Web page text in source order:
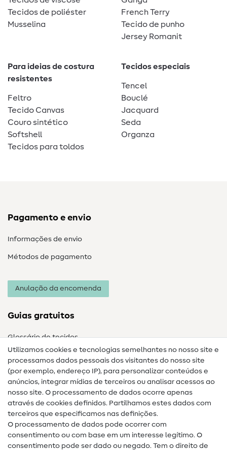
Tecidos de poliéster
Musselina
French Terry
Tecido de punho
Jersey Romanit
Para ideias de costura
resistentes
Feltro
Tecido Canvas
Couro sintético
Softshell
Tecidos para toldos
Tecidos especiais
Tencel
Bouclé
Jacquard
Seda
Organza
Pagamento e envio
Informações de envio
Métodos de pagamento
Anulação da encomenda
Guias gratuitos
Glossário de tecidos
Guias de costura
Ajuda e contacto
Contacto
Mudança de proprietário
Utilizamos cookies e tecnologias semelhantes no nosso site e
processamos dados pessoais dos visitantes do nosso site
(por exemplo, endereço IP), para personalizar conteúdos e
anúncios, integrar mídias de terceiros ou analisar acessos ao
nosso site. O processamento de dados ocorre apenas
através de cookies definidos. Partilhamos estes dados com
terceiros que especificamos nas definições.
O processamento de dados pode ocorrer com
consentimento ou com base em um interesse legítimo. O
consentimento pode ser dado ou negado. Tem o direito de